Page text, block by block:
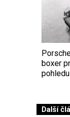
boxer
Další